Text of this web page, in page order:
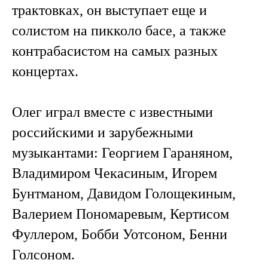
трактовках, он выступает еще и
солистом на пикколо басе, а также
контрабасистом на самых разных
концертах.
Олег играл вместе с известными
российскими и зарубежными
музыкантами: Георгием Гараняном,
Владимиром Чекасиным, Игорем
Бунтманом, Давидом Голощекиным,
Валерием Пономаревым, Кертисом
Фуллером, Бобби Уотсоном, Бенни
Голсоном.